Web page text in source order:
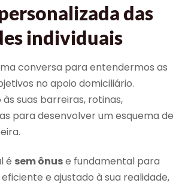
das
individuais
conversa para entendermos as
no apoio domiciliário.
suas barreiras, rotinas,
para desenvolver um esquema de
é sem ônuse fundamental para
e ajustado à sua realidade,